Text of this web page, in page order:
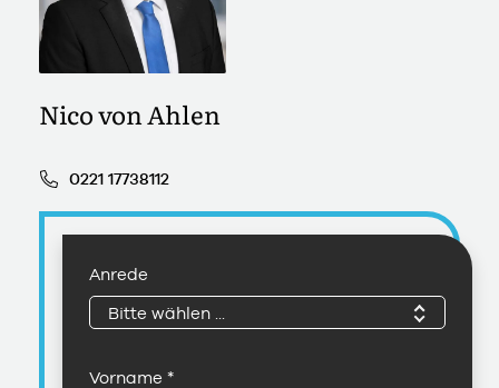
Nico von Ahlen
0221 17738112
Anrede
Bitte wählen ...
Vorname *